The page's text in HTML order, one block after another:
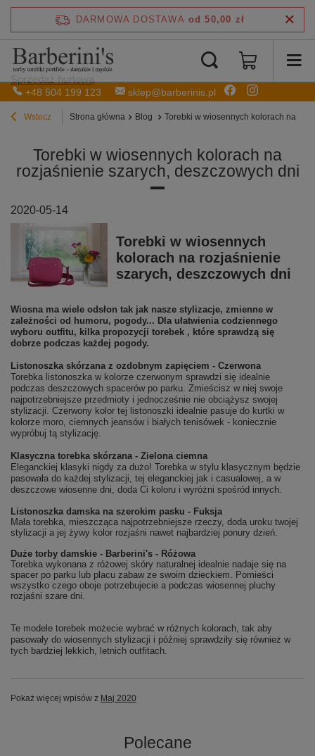
+48 504 199 123 sklep@barberinis.pl
DARMOWA DOSTAWA od 50,00 zł
Wstecz Strona główna Blog Torebki w wiosennych kolorach na
Torebki w wiosennych kolorach na
rozjaśnienie szarych, deszczowych dni
2020-05-14
Torebki w wiosennych
kolorach na rozjaśnienie
szarych, deszczowych dni
Wiosna ma wiele odsłon tak jak nasze stylizacje, zmienne w
zależności od humoru, pogody... Dla ułatwienia codziennego
wyboru outfitu, kilka propozycji torebek , które sprawdzą się
dobrze podczas każdej pogody.
Listonoszka skórzana z ozdobnym zapięciem - Czerwona
Torebka listonoszka w kolorze czerwonym sprawdzi się idealnie
podczas deszczowych spacerów po parku. Zmieścisz w niej swoje
najpotrzebniejsze przedmioty i jednocześnie nie obciążysz swojej
stylizacji. Czerwony kolor tej listonoszki idealnie pasuje do kurtki w
kolorze moro, ciemnych jeansów i białych tenisówek - koniecznie
wypróbuj tą stylizację.
Klasyczna torebka skórzana - Zielona ciemna
Eleganckiej klasyki nigdy za dużo! Torebka w stylu klasycznym będzie
pasowała do każdej stylizacji, tej eleganckiej jak i casualowej, a w
deszczowe wiosenne dni, doda Ci koloru i wyróżni spośród innych.
Listonoszka damska na szerokim pasku - Fuksja
Mała torebka, mieszcząca najpotrzebniejsze rzeczy, doda uroku twojej
stylizacji a jej żywy kolor rozjaśni nawet najbardziej ponury dzień.
Duże torby damskie - Barberini's - Różowa
Torebka wykonana z różowej skóry naturalnej idealnie nadaje się na
spacer po parku lub placu zabaw ze swoim dzieckiem. Pomieści
wszystko czego oboje potrzebujecie a podczas wiosennej pluchy
rozjaśni szare dni.
Te modele torebek możecie wybrać w różnych kolorach, tak aby
pasowały do wiosennych stylizacji i później sprawdziły się również w
tych bardziej lekkich, letnich outfitach.
Pokaż więcej wpisów z Maj 2020
Polecane
Sprzedaż hurtowa